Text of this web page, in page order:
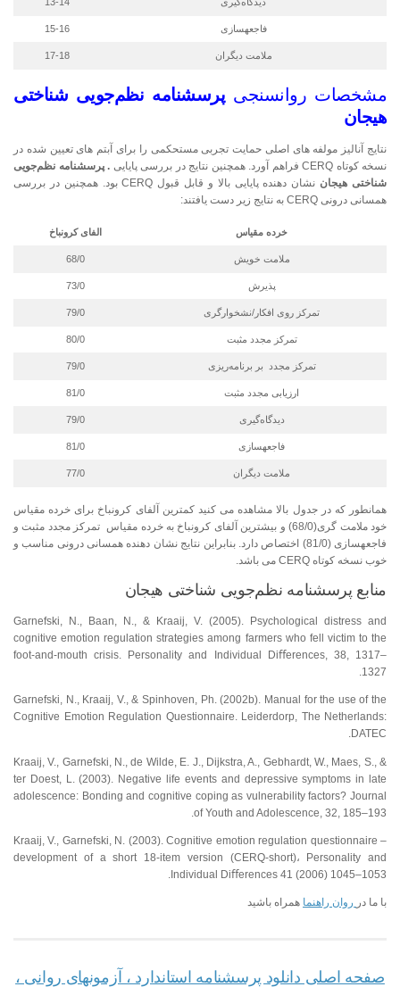
فاجعه­سازی 15-16
ملامت دیگران 17-18
مشخصات روانسنجی پرسشنامه نظم‌جویی شناختی
هیجان
نتایج آنالیز مولفه های اصلی حمایت تجربی مستحکمی را برای آبتم های تعیین شده در
نسخه کوتاه CERQ فراهم آورد. همچنین نتایج در بررسی پایایی
. پرسشنامه نظم‌جویی
شناختی هیجان
نشان دهنده پایایی بالا و قابل قبول CERQ بود. همچنین در بررسی
همسانی درونی CERQ به نتایج زیر دست یافتند:
خرده مقیاس­ الفای کرونباخ
ملامت خویش 68/0
پذیرش 73/0
تمرکز روی افکار/نشخوارگری 79/0
تمرکز مجدد مثبت 80/0
تمرکز مجدد بر برنامه‌ریزی 79/0
ارزیابی مجدد مثبت 81/0
دیدگاه‌گیری 79/0
فاجعه­سازی 81/0
ملامت دیگران 77/0
همانطور که در جدول بالا مشاهده می کنید کمترین آلفای کرونباخ برای خرده مقیاس
خود ملامت گری(68/0) و بیشترین آلفای کرونباخ به خرده مقیاس تمرکز مجدد مثبت و
فاجعه­سازی (81/0) اختصاص دارد. بنابراین نتایج نشان دهنده همسانی درونی مناسب و
خوب نسخه کوتاه CERQ می باشد.
منابع پرسشنامه­ نظم‌جویی شناختی هیجان
Garnefski, N., Baan, N., & Kraaij, V. (2005). Psychological distress and
cognitive emotion regulation strategies among farmers who fell victim to the
foot-and-mouth crisis. Personality and Individual Diﬀerences, 38, 1317–
1327.
Garnefski, N., Kraaij, V., & Spinhoven, Ph. (2002b). Manual for the use of the
Cognitive Emotion Regulation Questionnaire. Leiderdorp, The Netherlands:
DATEC.
Kraaij, V., Garnefski, N., de Wilde, E. J., Dijkstra, A., Gebhardt, W., Maes, S., &
ter Doest, L. (2003). Negative life events and depressive symptoms in late
adolescence: Bonding and cognitive coping as vulnerability factors? Journal
of Youth and Adolescence, 32, 185–193.
Kraaij, V., Garnefski, N. (2003). Cognitive emotion regulation questionnaire –
development of a short 18-item version (CERQ-short)، Personality and
Individual Diﬀerences 41 (2006) 1045–1053.
با ما در روان راهنما همراه باشید
صفحه اصلی دانلود پرسشنامه استاندارد ، آزمونهای روانی ،